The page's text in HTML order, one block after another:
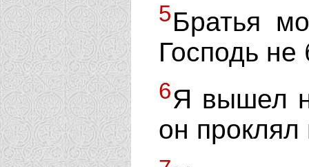
5Братья
Господь не
6Я вышел
он